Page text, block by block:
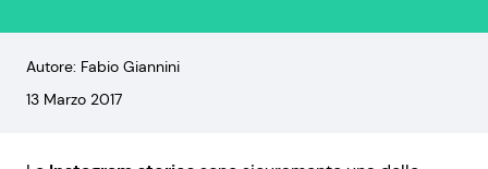
Autore: Fabio Giannini
13 Marzo 2017